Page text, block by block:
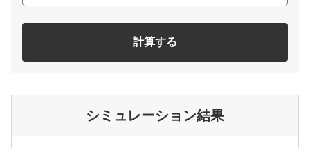
計算する
シミュレーション結果